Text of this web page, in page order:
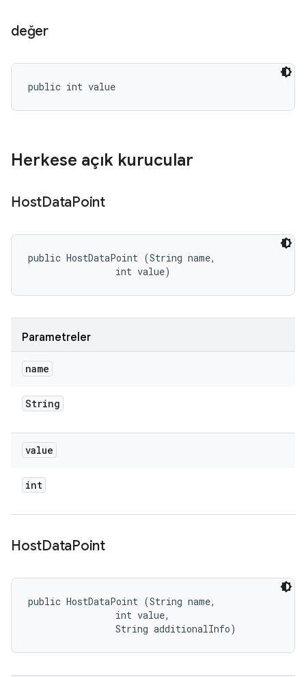
değer
public int value
Herkese açık kurucular
HostDataPoint
public HostDataPoint (String name,
                int value)
Parametreler
name
String
value
int
HostDataPoint
public HostDataPoint (String name,
                int value,
                String additionalInfo)